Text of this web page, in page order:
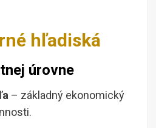
hľadiská
úrovne
– základný ekonomický